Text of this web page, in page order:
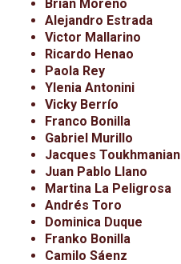
Brian Moreno
Alejandro Estrada
Victor Mallarino
Ricardo Henao
Paola Rey
Ylenia Antonini
Vicky Berrío
Franco Bonilla
Gabriel Murillo
Jacques Toukhmanian
Juan Pablo Llano
Martina La Peligrosa
Andrés Toro
Dominica Duque
Franko Bonilla
Camilo Sáenz